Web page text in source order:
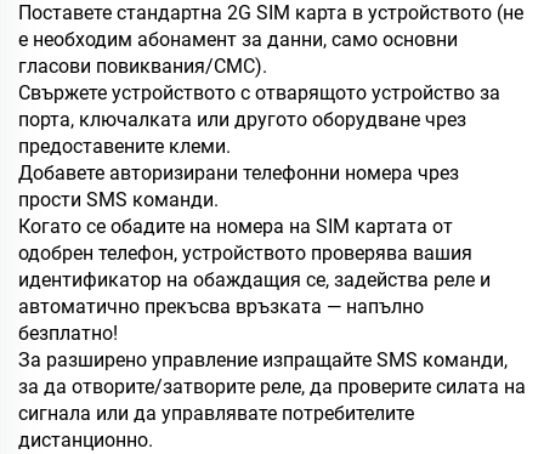
Поставете стандартна 2G SIM карта в устройството (не
е необходим абонамент за данни, само основни
гласови повиквания/СМС).
Свържете устройството с отварящото устройство за
порта, ключалката или другото оборудване чрез
предоставените клеми.
Добавете авторизирани телефонни номера чрез
прости SMS команди.
Когато се обадите на номера на SIM картата от
одобрен телефон, устройството проверява вашия
идентификатор на обаждащия се, задейства реле и
автоматично прекъсва връзката — напълно
безплатно!
За разширено управление изпращайте SMS команди,
за да отворите/затворите реле, да проверите силата на
сигнала или да управлявате потребителите
дистанционно.